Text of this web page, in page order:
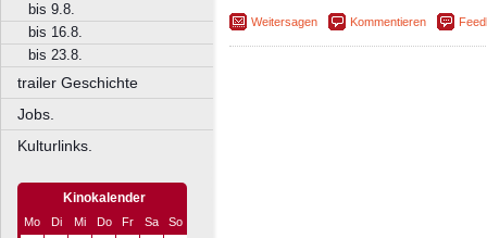
bis 9.8.
bis 16.8.
bis 23.8.
trailer Geschichte
Jobs.
Kulturlinks.
Kinokalender
Mo Di Mi Do Fr Sa
So
Weitersagen Kommentieren